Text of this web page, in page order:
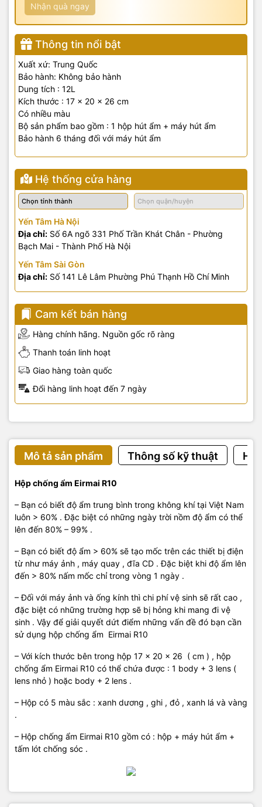
Nhận quà ngay
Thông tin nổi bật
Xuất xứ: Trung Quốc
Bảo hành: Không bảo hành
Dung tích : 12L
Kích thước : 17 x 20 x 26 cm
Có nhiều màu
Bộ sản phẩm bao gồm : 1 hộp hút ẩm + máy hút ẩm
Bảo hành 6 tháng đối với máy hút ẩm
Hệ thống cửa hàng
Yến Tâm Hà Nội
Địa chỉ: Số 6A ngõ 331 Phố Trần Khát Chân - Phường
Bạch Mai - Thành Phố Hà Nội
Yến Tâm Sài Gòn
Địa chỉ: Số 141 Lê Lâm Phường Phú Thạnh Hồ Chí Minh
Cam kết bán hàng
Hàng chính hãng. Nguồn gốc rõ ràng
Thanh toán linh hoạt
Giao hàng toàn quốc
Đổi hàng linh hoạt đến 7 ngày
Mô tả sản phẩm Thông số kỹ thuật
Hộp chống ẩm Eirmai R10
– Bạn có biết độ ẩm trung bình trong không khí tại Việt Nam
luôn > 60% . Đặc biệt có những ngày trời nồm độ ẩm có thể
lên đến 80% – 99% .
– Bạn có biết độ ẩm > 60% sẽ tạo mốc trên các thiết bị điện
từ như máy ảnh , máy quay , đĩa CD . Đặc biệt khi độ ẩm lên
đến > 80% nấm mốc chỉ trong vòng 1 ngày .
– Đối với máy ảnh và ống kính thì chi phí vệ sinh sẽ rất cao ,
đặc biệt có những trường hợp sẽ bị hỏng khi mang đi vệ
sinh . Vậy để giải quyết dứt điểm những vấn đề đó bạn cần
sử dụng hộp chống ẩm Eirmai R10
– Với kích thước bên trong hộp 17 x 20 x 26 ( cm ) , hộp
chống ẩm Eirmai R10 có thể chứa được : 1 body + 3 lens (
lens nhỏ ) hoặc body + 2 lens .
– Hộp có 5 màu sắc : xanh dương , ghi , đỏ , xanh lá và vàng
.
– Hộp chống ẩm Eirmai R10 gồm có : hộp + máy hút ẩm +
tấm lót chống sóc .